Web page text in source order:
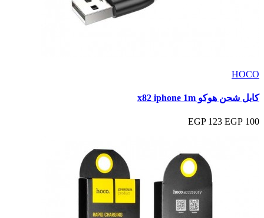
HOCO
كابل شحن هوكو x82 iphone 1m
100 EGP
123 EGP